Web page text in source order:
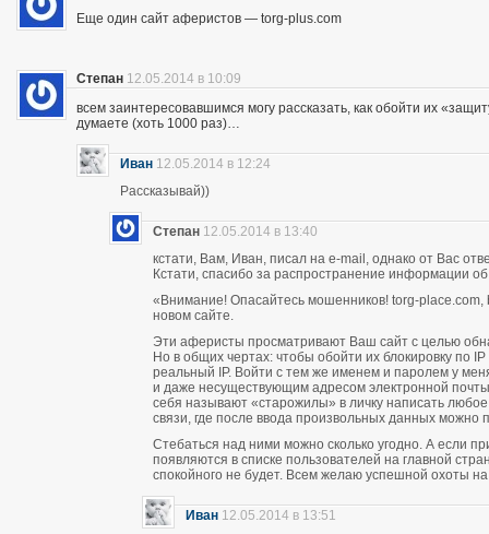
Еще один сайт аферистов — torg-plus.com
Степан 12.05.2014 в 10:09
всем заинтересовавшимся могу рассказать, как обойти их
думаете (хоть 1000 раз)…
Иван 12.05.2014 в 12:24
Рассказывай))
Степан 12.05.2014 в 13:40
кстати, Вам, Иван, писал на e-mail, однако от Вас
Кстати, спасибо за распространение информации
«Внимание! Опасайтесь мошенников! torg-place.com,
новом сайте.
Эти аферисты просматривают Ваш сайт с целью
Но в общих чертах: чтобы обойти их блокировку по
реальный IP. Войти с тем же именем и паролем у
и даже несуществующим адресом электронной
себя называют «старожилы» в личку написать
связи, где после ввода произвольных данных можно
Стебаться над ними можно сколько угодно. А если
появляются в списке пользователей на главной
спокойного не будет. Всем желаю успешной охоты
Иван 12.05.2014 в 13:51